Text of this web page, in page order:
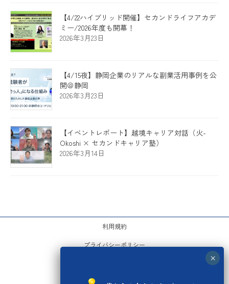
【4/22ハイブリッド開催】セカンドライフアカデ
ミー/2026年度も開幕！
2026年3月23日
【4/15夜】静岡企業のリアルな副業活用事例を公
開＠静岡
2026年3月23日
【イベントレポート】越境キャリア対話（火-
Okoshi × セカンドキャリア塾）
2026年3月14日
利用規約
プライバシーポリシー
お問い合わせ